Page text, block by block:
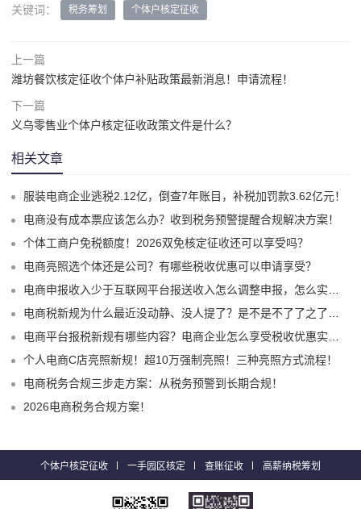
关键词： 税务筹划 个体户核定征收
上一篇
潍坊餐饮核定征收个体户补贴政策最新消息！申请流程！
下一篇
义乌零售业个体户核定征收政策文件是什么？
相关文章
服装电商企业逃税2.12亿，倒查7年账目，补税加罚款3.62亿元！
电商没有成本票应该怎么办？收到税务预警提醒合规解决方案！
个体工商户免税额度！2026双免核定征收还可以享受吗？
电商亮照选个体还是公司？有哪些税收优惠可以申请享受？
电商申报收入少于互联网平台报送收入怎么调整申报，怎么实现合规申报享受税收优惠！
电商税新规为什么最近没动静、没人提了？是不是不了了之了嘛？
电商平台报税新规有哪些内容？电商企业怎么享受税收优惠实现税务合规？
个人电商C店亮照新规！超10万强制亮照！三种亮照方式流程！
电商税务合规三步走方案：从税务预警到长期合规！
2026电商税务合规方案！
个体户核定征收 一手园区核定 查账征收 高薪纳税筹划